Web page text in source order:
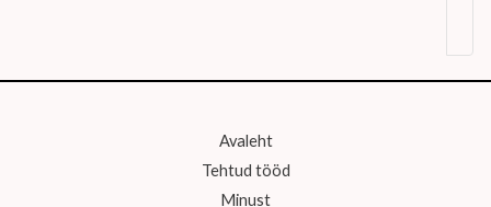
Avaleht
Tehtud tööd
Minust